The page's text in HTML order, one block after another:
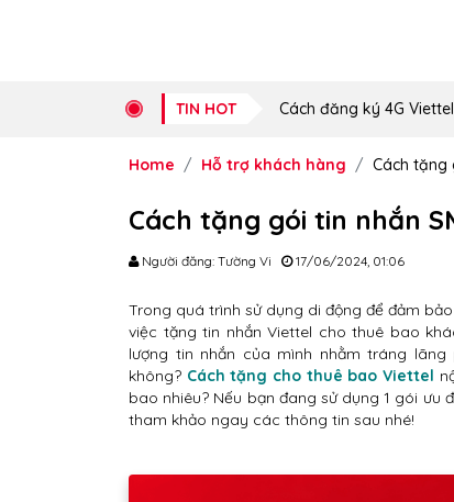
TIN HOT Cách đăng ký 4G
Home Hỗ trợ khách hàng Cách tặng
Cách tặng gói tin nhắn
Người đăng: Tường Vi 17/06/2024, 01:06
Trong quá trình sử dụng di động để đảm
việc tặng tin nhắn Viettel cho thuê bao
lượng tin nhắn của mình nhằm tráng
không? Cách tặng cho thuê bao Viettel
bao nhiêu? Nếu bạn đang sử dụng 1 gói ưu
tham khảo ngay các thông tin sau nhé!